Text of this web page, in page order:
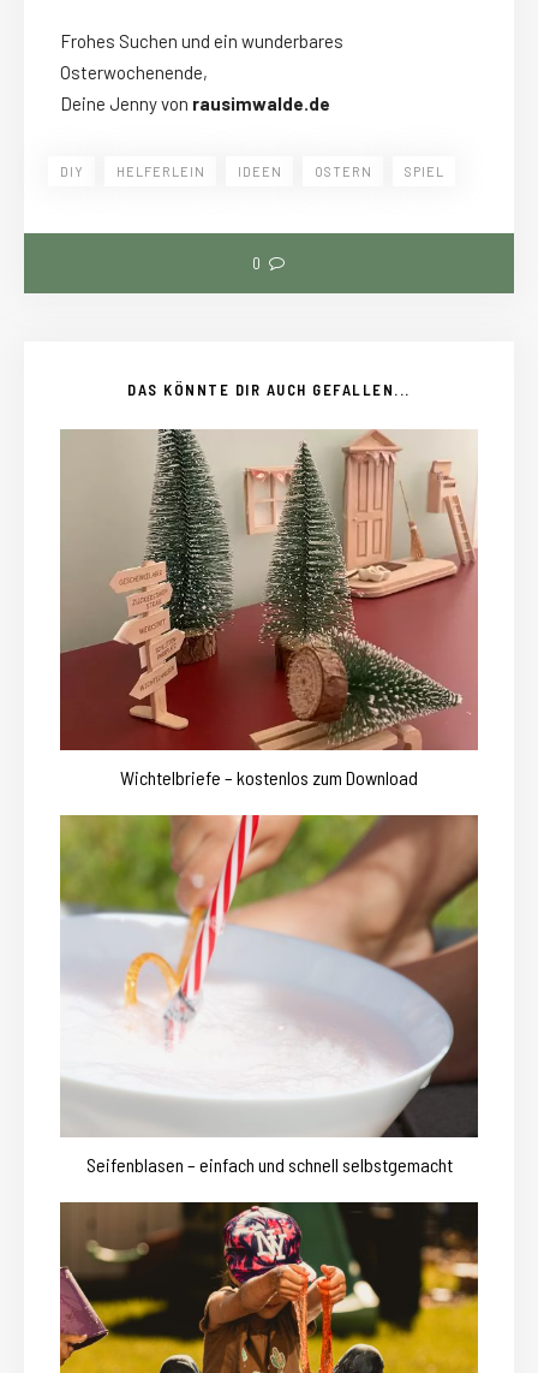
Frohes Suchen und ein wunderbares
Osterwochenende,
Deine Jenny von rausimwalde.de
DIY HELFERLEIN IDEEN OSTERN SPIEL
0
DAS KÖNNTE DIR AUCH GEFALLEN...
Wichtelbriefe – kostenlos zum Download
Seifenblasen – einfach und schnell selbstgemacht